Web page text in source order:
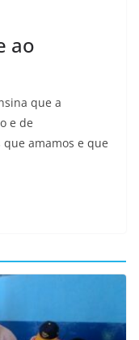
ao
que a
e de
amamos e que